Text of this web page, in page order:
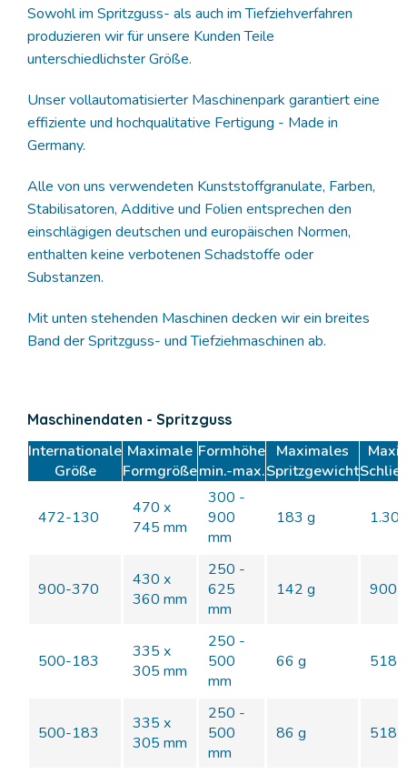
Sowohl im Spritzguss- als auch im Tiefziehverfahren
produzieren wir für unsere Kunden Teile
unterschiedlichster Größe.
Unser vollautomatisierter Maschinenpark garantiert eine
effiziente und hochqualitative Fertigung - Made in
Germany.
Alle von uns verwendeten Kunststoffgranulate, Farben,
Stabilisatoren, Additive und Folien entsprechen den
einschlägigen deutschen und europäischen Normen,
enthalten keine verbotenen Schadstoffe oder
Substanzen.
Mit unten stehenden Maschinen decken wir ein breites
Band der Spritzguss- und Tiefziehmaschinen ab.
Maschinendaten - Spritzguss
Internationale
Größe
Maximale
Formgröße
Formhöhe
min.-max.
Maximales
Spritzgewicht
472-130
470 x
745 mm
300 -
900
mm
183 g
900-370
430 x
360 mm
250 -
625
mm
142 g 900
500-183
335 x
305 mm
250 -
500
mm
66 g 518
500-183
335 x
305 mm
250 -
500
mm
86 g 518